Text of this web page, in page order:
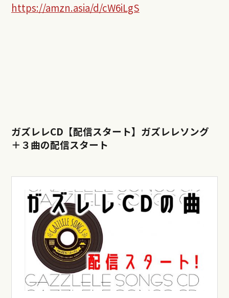
https://amzn.asia/d/cW6iLgS
ガズレレCD【配信スタート】ガズレレソング
＋３曲の配信スタート